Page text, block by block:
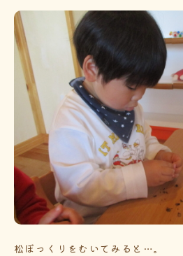
松ぼっくりをむいてみると…。